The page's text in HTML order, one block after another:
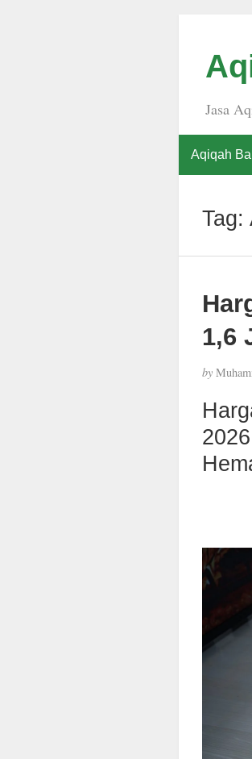
Jasa
Aqiqah
Tag:
1,6
by